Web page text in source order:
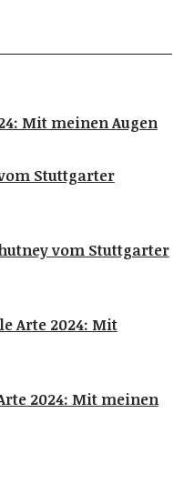
Mit meinen Augen
Stuttgarter
vom Stuttgarter
Arte 2024: Mit
2024: Mit meinen